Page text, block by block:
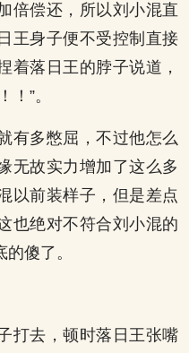
倍偿还，所以刘小混直
王身子便不受控制直接
着落日王的脖子说道，
”。
有多憋屈，不过他怎么
无故实力增加了这么多
以前装样子，但是差点
也绝对不符合刘小混的
傻了。
打去，顿时落日王张嘴